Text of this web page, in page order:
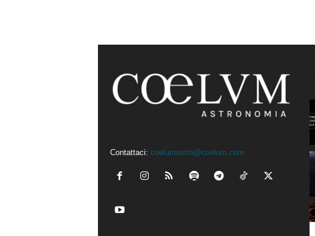
Contattaci: coelumastro@coelum.com